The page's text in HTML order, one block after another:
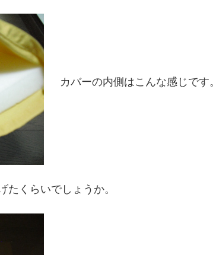
カバーの内側はこんな感じです
たくらいでしょうか。